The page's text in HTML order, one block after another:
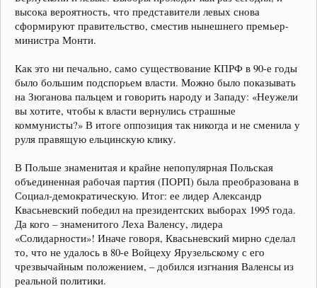
высока вероятность, что представители левых снова
сформируют правительство, сместив нынешнего премьер-
министра Монти.
Как это ни печально, само существование КПРФ в 90-е годы
было большим подспорьем власти. Можно было показывать
на Зюганова пальцем и говорить народу и Западу: «Неужели
вы хотите, чтобы к власти вернулись страшные
коммунисты?» В итоге оппозиция так никогда и не сменила у
руля правящую ельцинскую клику.
В Польше знаменитая и крайне непопулярная Польская
объединенная рабочая партия (ПОРП) была преобразована в
Социал-демократическую. Итог: ее лидер Александр
Квасьневский победил на президентских выборах 1995 года.
Да кого – знаменитого Леха Валенсу, лидера
«Солидарности»! Иначе говоря, Квасьневский мирно сделал
то, что не удалось в 80-е Войцеху Ярузельскому с его
чрезвычайным положением, – добился изгнания Валенсы из
реальной политики.